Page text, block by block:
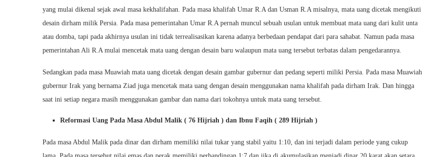
yang mulai dikenal sejak awal masa kekhalifahan. Pada masa khalifah Umar R.A dan Usman R.A misalnya, mata uang dicetak mengikuti
desain dirham milik Persia. Pada masa pemerintahan Umar R.A pernah muncul sebuah usulan untuk membuat mata uang dari kulit unta
atau domba, tapi pada akhirnya usulan ini tidak terrealisasikan karena adanya berbedaan pendapat dari para sahabat. Namun pada masa
pemerintahan Ali R.A mulai mencetak mata uang dengan desain baru walaupun mata uang tersebut terbatas dalam pengedarannya.
Sedangkan pada masa Muawiah mata uang dicetak dengan desain gambar gubernur dan pedang seperti miliki Persia. Pada masa Muawiah
gubernur Irak yang bernama Ziad juga mencetak mata uang dengan desain menggunakan nama khalifah pada dirham Irak. Dan hingga
saat ini setiap negara masih menggunakan gambar dan nama dari tokohnya untuk mata uang tersebut.
Reformasi Uang Pada Masa Abdul Malik ( 76 Hijriah ) dan Ibnu Faqih ( 289 Hijriah )
Pada masa Abdul Malik pada dinar dan dirham memiliki nilai tukar yang stabil yaitu 1:10, dan ini terjadi dalam periode yang cukup